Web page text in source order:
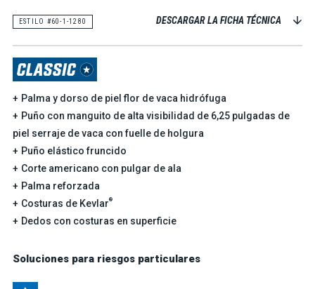
ESTILO #60-1-1280 DESCARGAR LA FICHA TÉCNICA
Palma y dorso de piel flor de vaca hidrófuga
Puño con manguito de alta visibilidad de 6,25 pulgadas de
piel serraje de vaca con fuelle de holgura
Puño elástico fruncido
Corte americano con pulgar de ala
Palma reforzada
Costuras de Kevlar®
Dedos con costuras en superficie
Soluciones para riesgos particulares